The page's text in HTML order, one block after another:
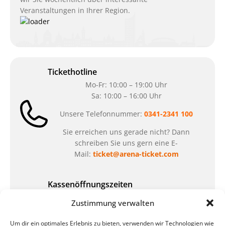
Zustimmung verwalten
Um dir ein optimales Erlebnis zu bieten, verwenden wir Technologien wie
Veranstaltungen in Ihrer Region.
Tickethotline
Mo-Fr: 10:00 – 19:00 Uhr
Sa: 10:00 – 16:00 Uhr
Unsere Telefonnummer: 0341-2341 100
Sie erreichen uns gerade nicht? Dann
schreiben Sie uns gern eine E-
Mail: ticket@arena-ticket.com
Kassenöffnungszeiten